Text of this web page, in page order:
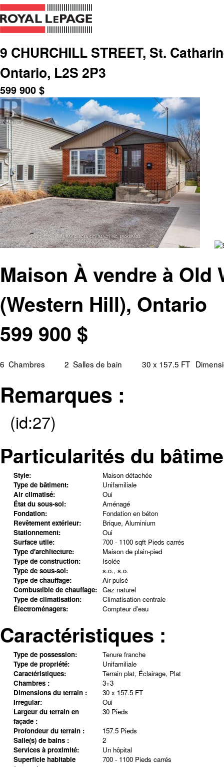
9 CHURCHILL STREET, St.
Ontario, L2S 2P3
599 900 $
Maison À vendre à Old
(Western Hill), Ontario
599 900 $
6 Chambres 2 Salles de bain 30 x 157.5 FT
Remarques :
(id:27)
Particularités du
Style:
Maison détachée
Type de bâtiment:
Unifamiliale
Air climatisé:
Oui
État du sous-sol:
Aménagé
Fondation:
Fondation en béton
Revêtement extérieur:
Brique, Aluminium
Stationnement:
Oui
Surface utile:
700 - 1100 sqft Pieds carrés
Type d'architecture:
Maison de plain-pied
Type de construction:
Isolée
Type de sous-sol:
s.o., s.o.
Type de chauffage:
Air pulsé
Combustible de chauffage: Gaz naturel
Type de climatisation:
Climatisation centrale
Électroménagers:
Compteur d'eau
Caractéristiques :
Type de possession:
Tenure franche
Type de propriété:
Unifamiliale
Caractéristiques:
Terrain plat, Éclairage, Plat
Chambres :
3+3
Dimensions du terrain :
30 x 157.5 FT
Irregular:
Oui
Largeur du terrain en
façade :
30 Pieds
Profondeur du terrain :
157.5 Pieds
Salle(s) de bains :
2
Services à proximité:
Un hôpital
Superficie habitable
700 - 1100 Pieds carrés